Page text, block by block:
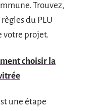
Trouvez,
du PLU
votre projet.
choisir la
une étape